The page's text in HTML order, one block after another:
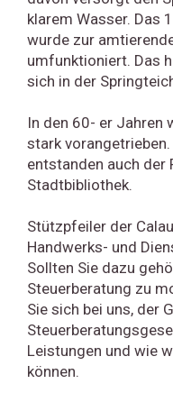
klarem Wasser. Das
wurde zur
umfunktioniert. Das
sich in der
In den 60- er Jahren
stark
entstanden auch der
Stadtbibliothek.
Stützpfeiler der
Handwerks- und
Sollten Sie dazu
Steuerberatung zu
Sie sich bei uns, der
Leistungen und wie
können.